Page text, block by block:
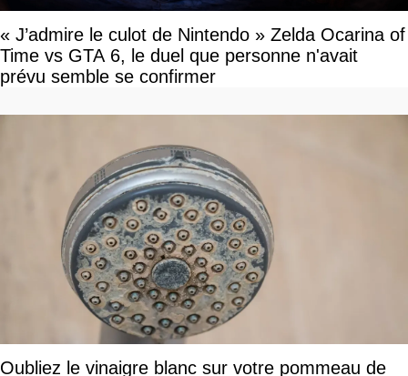
« J’admire le culot de Nintendo » Zelda Ocarina of
Time vs GTA 6, le duel que personne n'avait
prévu semble se confirmer
Oubliez le vinaigre blanc sur votre pommeau de